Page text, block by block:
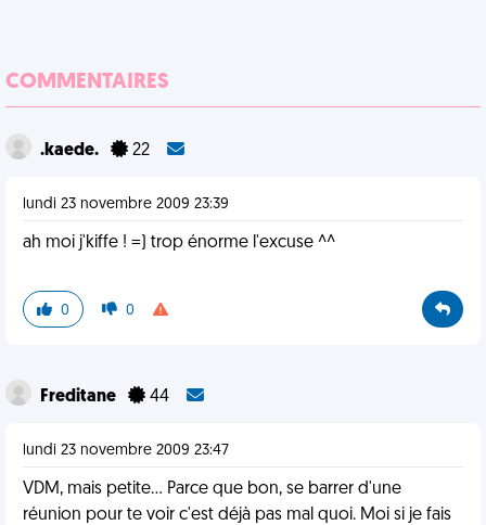
COMMENTAIRES
.kaede. 22
lundi 23 novembre 2009 23:39
ah moi j'kiffe ! =) trop énorme l'excuse ^^
0 0
Freditane 44
lundi 23 novembre 2009 23:47
VDM, mais petite... Parce que bon, se barrer d'une
réunion pour te voir c'est déjà pas mal quoi. Moi si je fais